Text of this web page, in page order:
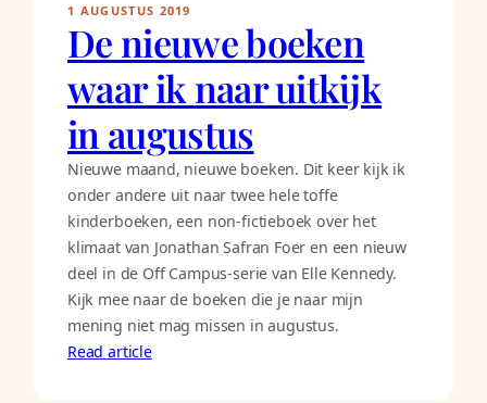
1 AUGUSTUS 2019
De nieuwe boeken
waar ik naar uitkijk
in augustus
Nieuwe maand, nieuwe boeken. Dit keer kijk ik
onder andere uit naar twee hele toffe
kinderboeken, een non-fictieboek over het
klimaat van Jonathan Safran Foer en een nieuw
deel in de Off Campus-serie van Elle Kennedy.
Kijk mee naar de boeken die je naar mijn
mening niet mag missen in augustus.
Read article